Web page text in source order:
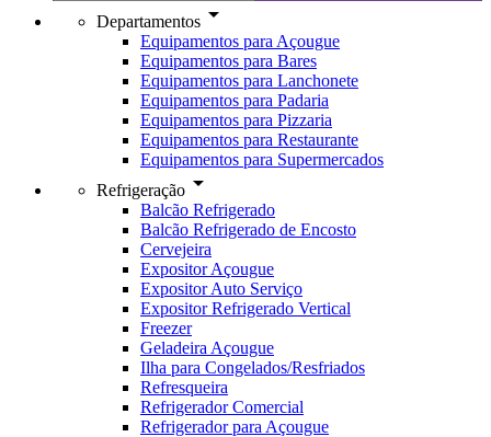
Departamentos arrow_drop_down
Equipamentos para Açougue
Equipamentos para Bares
Equipamentos para Lanchonete
Equipamentos para Padaria
Equipamentos para Pizzaria
Equipamentos para Restaurante
Equipamentos para Supermercados
Refrigeração arrow_drop_down
Balcão Refrigerado
Balcão Refrigerado de Encosto
Cervejeira
Expositor Açougue
Expositor Auto Serviço
Expositor Refrigerado Vertical
Freezer
Geladeira Açougue
Ilha para Congelados/Resfriados
Refresqueira
Refrigerador Comercial
Refrigerador para Açougue